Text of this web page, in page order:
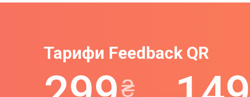
Тарифи Feedback QR
₴